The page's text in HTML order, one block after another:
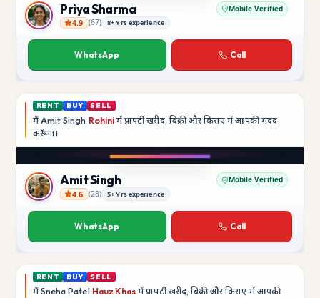
Priya Sharma
Priya Sharma Mobile Verified
4.9 (67) 8+ Yrs experience
WhatsApp Call
RENT BUY SELL
मैं Amit Singh Rohiniमें प्रापर्टी खरीद, बिक्री और किराए में आपकी मदद
करूँगा।
Amit Singh
Amit Singh Mobile Verified
4.6 (28) 5+ Yrs experience
WhatsApp Call
RENT BUY SELL
मैं Sneha Patel Hauz Khas में प्रापर्टी खरीद, बिक्री और किराए में आपकी